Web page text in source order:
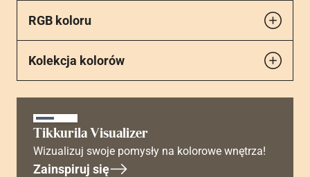
RGB koloru
Kolekcja kolorów
Tikkurila Visualizer
Wizualizuj swoje pomysły na kolorowe wnętrza!
Zainspiruj się